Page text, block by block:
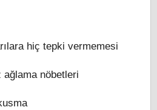
hiç tepki vermemesi
nöbetleri